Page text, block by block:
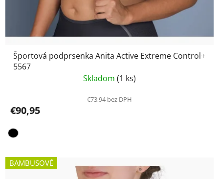
Športová podprsenka Anita Active Extreme Control+
5567
Skladom (1 ks)
€73,94 bez DPH
€90,95
BAMBUSOVÉ